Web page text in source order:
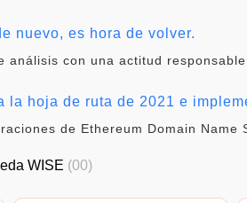
nuevo, es hora de volver.
análisis con una actitud
la hoja de ruta de 2021 e
de Ethereum Domain Name
WISE (00)